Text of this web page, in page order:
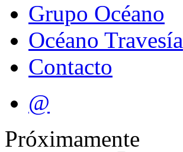
Grupo Océano
Océano Travesía
Contacto
@
Próximamente